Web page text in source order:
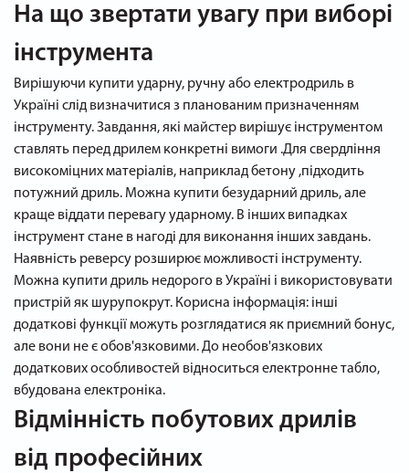
На що звертати увагу при виборі
інструмента
Вирішуючи купити ударну, ручну або електродриль в
Україні слід визначитися з планованим призначенням
інструменту. Завдання, які майстер вирішує інструментом
ставлять перед дрилем конкретні вимоги .Для свердління
високоміцних матеріалів, наприклад бетону ,підходить
потужний дриль. Можна купити безударний дриль, але
краще віддати перевагу ударному. В інших випадках
інструмент стане в нагоді для виконання інших завдань.
Наявність реверсу розширює можливості інструменту.
Можна купити дриль недорого в Україні і використовувати
пристрій як шурупокрут. Корисна інформація: інші
додаткові функції можуть розглядатися як приємний бонус,
але вони не є обов'язковими. До необов'язкових
додаткових особливостей відноситься електронне табло,
вбудована електроніка.
Відмінність побутових дрилів
від професійних